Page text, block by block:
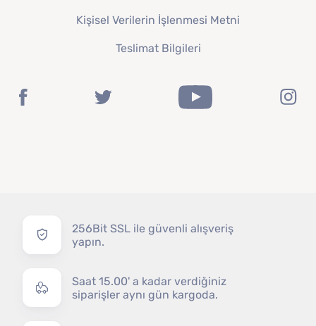
Kişisel Verilerin İşlenmesi Metni
Teslimat Bilgileri
256Bit SSL ile güvenli alışveriş
yapın.
Saat 15.00' a kadar verdiğiniz
siparişler aynı gün kargoda.